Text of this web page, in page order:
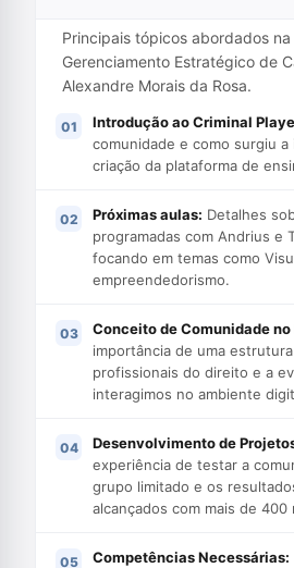
Principais tópicos abordados
Gerenciamento Estratégico de
Alexandre Morais da Rosa.
Introdução ao Criminal
comunidade e como surgiu a
criação da plataforma de
Próximas aulas: Detalhes
programadas com Andrius e
focando em temas como
empreendedorismo.
Conceito de Comunidade
importância de uma
profissionais do direito e a
interagimos no ambiente
Desenvolvimento de
experiência de testar a
grupo limitado e os
alcançados com mais de 400
Competências Necessárias: